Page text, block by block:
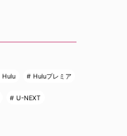
Hulu Huluプレミア
U-NEXT